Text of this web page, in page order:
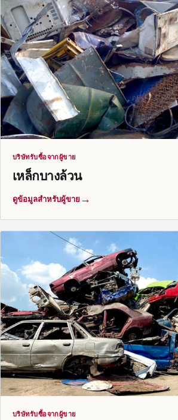
บริษัทรับซื้อจากผู้ขาย
เหล็กบางล้วน
ดูข้อมูลสำหรับผู้ขาย →
บริษัทรับซื้อจากผู้ขาย